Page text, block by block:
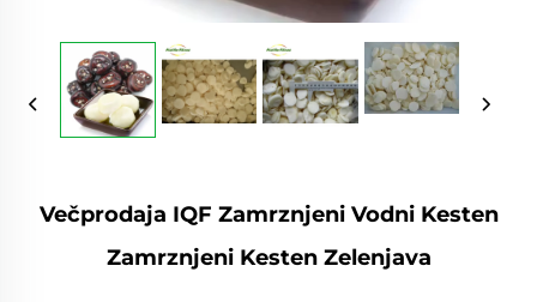
Večprodaja IQF Zamrznjeni Vodni Kesten
Zamrznjeni Kesten Zelenjava